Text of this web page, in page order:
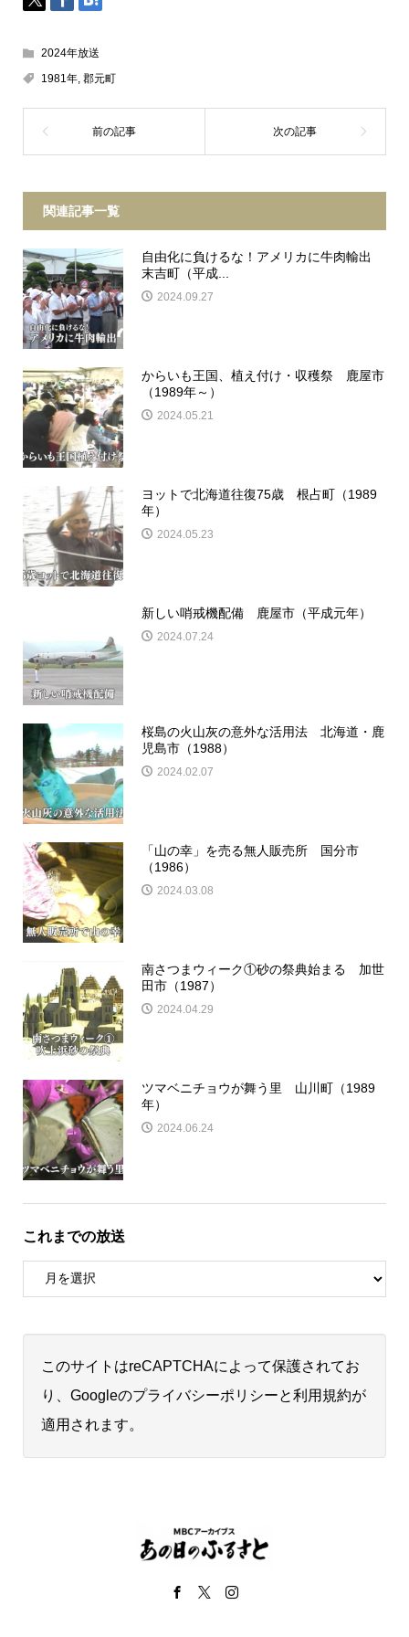
2024年放送
1981年, 郡元町
関連記事一覧
自由化に負けるな！アメリカに牛肉輸出
末吉町（平成...
2024.09.27
からいも王国、植え付け・収穫祭 鹿屋市
（1989年～）
2024.05.21
ヨットで北海道往復75歳 根占町（1989
年）
2024.05.23
新しい哨戒機配備 鹿屋市（平成元年）
2024.07.24
桜島の火山灰の意外な活用法 北海道・鹿
児島市（1988）
2024.02.07
「山の幸」を売る無人販売所 国分市
（1986）
2024.03.08
南さつまウィーク①砂の祭典始まる 加世
田市（1987）
2024.04.29
ツマベニチョウが舞う里 山川町（1989
年）
2024.06.24
これまでの放送
このサイトはreCAPTCHAによって保護されてお
り、Googleのプライバシーポリシーと利用規約が
適用されます。